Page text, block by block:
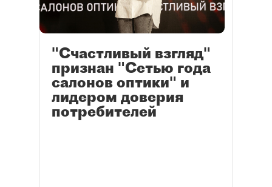
"Счастливый взгляд"
признан "Сетью года
салонов оптики" и
лидером доверия
потребителей